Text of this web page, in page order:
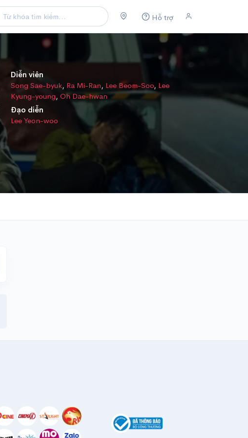
Hỗ trợ
Diễn viên
Song Sae-byuk, Ra Mi-Ran, Lee Beom-Soo, Lee
Kyung-young,Oh Dae-hwan
Đạo diễn
Lee Yeon-woo